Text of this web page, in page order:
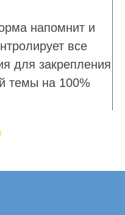
напомнит и
все
для закрепления
темы на 100%